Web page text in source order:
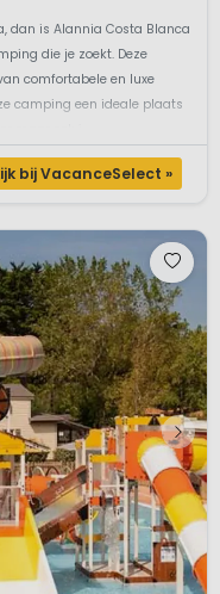
dan is Alannia Costa Blanca
die je zoekt. Deze
comfortabele en luxe
camping een ideale plaats
bij VacanceSelect »